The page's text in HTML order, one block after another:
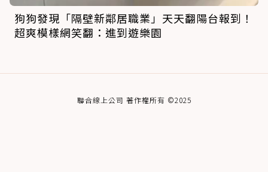
狗狗發現「隔壁新鄰居職業」天天翻陽台報到！
超爽模樣網笑翻：進到遊樂園
聯合線上公司 著作權所有 ©2025